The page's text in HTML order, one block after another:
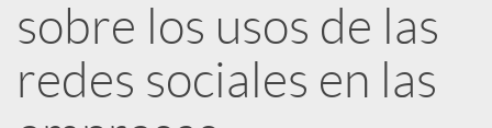
e
d
sobre los usos de las
redes sociales en las